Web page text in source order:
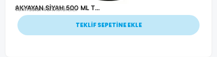
AKYAYAN SİYAH 500 ML TERMOS
Ürün Kodu: 20714
Termoslar ve Mataralar
TEKLİF SEPETİNE EKLE